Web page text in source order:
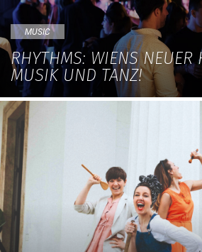
MUSIC
RHYTHMS: WIENS NEUER
MUSIK UND TANZ!